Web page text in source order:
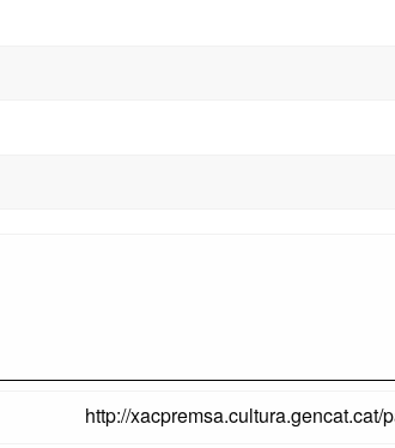
http://xacpremsa.cultura.gencat.cat/